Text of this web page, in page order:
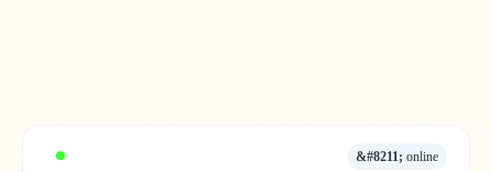
&#8211; online